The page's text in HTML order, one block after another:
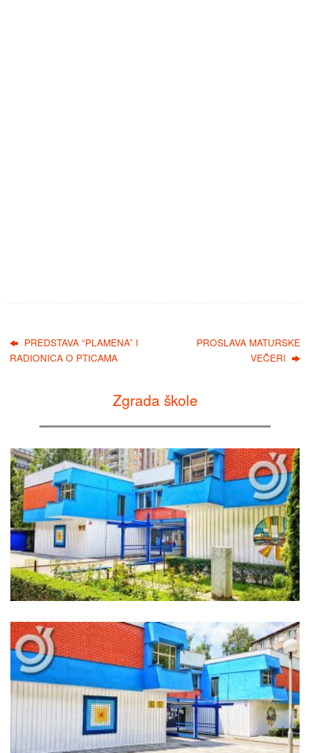
PREDSTAVA “PLAMENA” I
RADIONICA O PTICAMA
PROSLAVA MATURSKE
VEČERI
Zgrada škole